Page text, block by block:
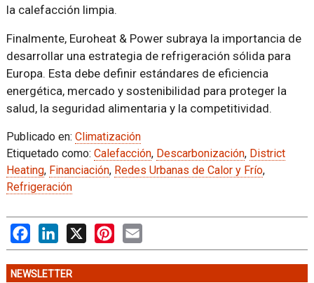
la calefacción limpia.
Finalmente, Euroheat & Power subraya la importancia de
desarrollar una estrategia de refrigeración sólida para
Europa. Esta debe definir estándares de eficiencia
energética, mercado y sostenibilidad para proteger la
salud, la seguridad alimentaria y la competitividad.
Publicado en: Climatización
Etiquetado como: Calefacción, Descarbonización, District
Heating, Financiación, Redes Urbanas de Calor y Frío,
Refrigeración
FacebookLinkedIn Pinterest
NEWSLETTER